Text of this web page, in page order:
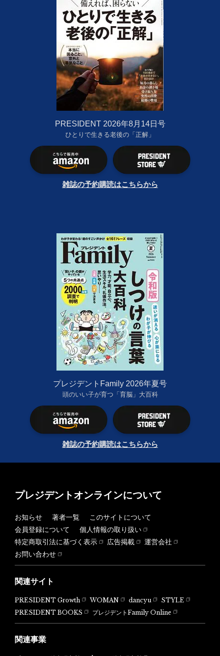
PRESIDENT 2026年8月14日号
ひとりで生きる老後の「正解」
雑誌の予約購読はこちらから
プレジデントFamily 2026年夏号
頭のいい子が育つ「育脳」大百科
雑誌の予約購読はこちらから
プレジデントオンラインについて
お知らせ 著者一覧
このサイトについて
会員登録について
個人情報の取り扱い
特定商取引法に基づく表示
広告掲載
運営会社
お問い合わせ
関連サイト
PRESIDENT Growth WOMAN dancyu
STYLE
PRESIDENT BOOKS
プレジデントFamily Online
関連事業